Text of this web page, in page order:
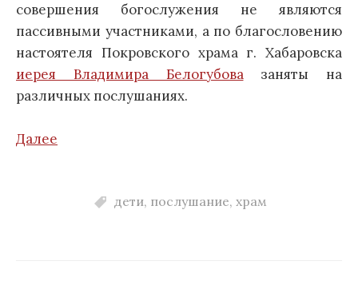
совершения богослужения не являются
пассивными участниками, а по благословению
настоятеля Покровского храма г. Хабаровска
иерея Владимира Белогубовазаняты на
различных послушаниях.
Далее
дети, послушание, храм